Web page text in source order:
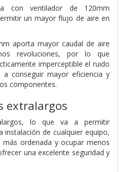
con ventilador de 120mm
un mayor flujo de aire en
aporta mayor caudal de aire
revoluciones, por lo que
imperceptible el ruido
a conseguir mayor eficiencia y
componentes.
extralargos
lo que va a permitir
instalación de cualquier equipo,
más ordenada y ocupar menos
una excelente seguridad y